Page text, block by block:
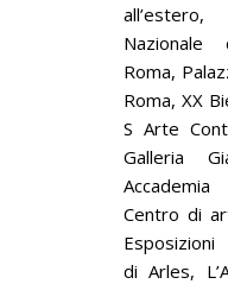
Nazionale
Roma,
Roma, XX
S Arte
Galleria
Centro di
Esposizioni
di Arles,